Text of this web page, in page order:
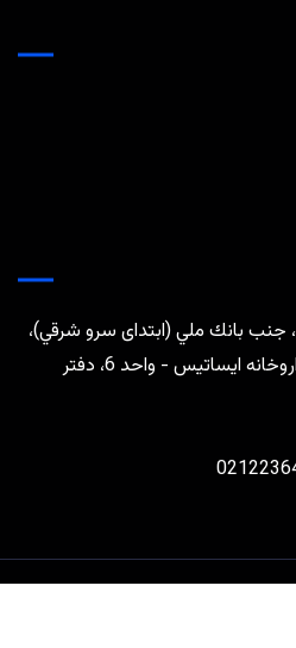
جنب بانك ملي (ابتدای سرو شرقي)،
پلاک 165،طبقه دوم - بالای داروخانه ایساتیس - واحد 6، دفتر